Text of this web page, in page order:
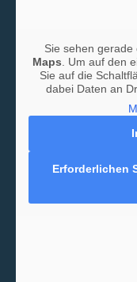
Sie sehen gerade
Maps . Um auf den
Sie auf die
dabei Daten an
Erforderlichen